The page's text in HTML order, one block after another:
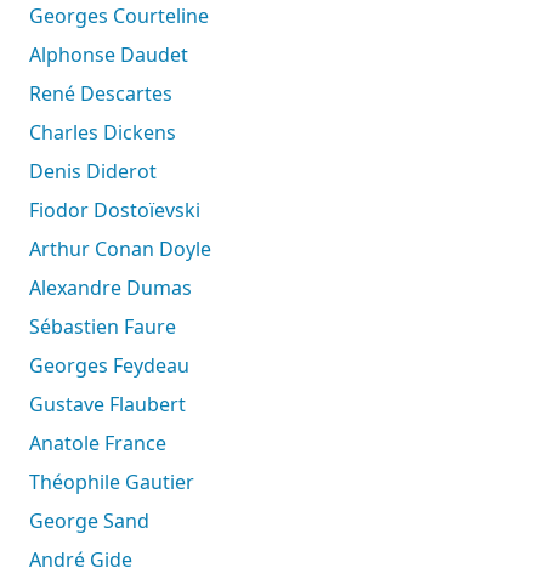
Georges Courteline
Alphonse Daudet
René Descartes
Charles Dickens
Denis Diderot
Fiodor Dostoïevski
Arthur Conan Doyle
Alexandre Dumas
Sébastien Faure
Georges Feydeau
Gustave Flaubert
Anatole France
Théophile Gautier
George Sand
André Gide